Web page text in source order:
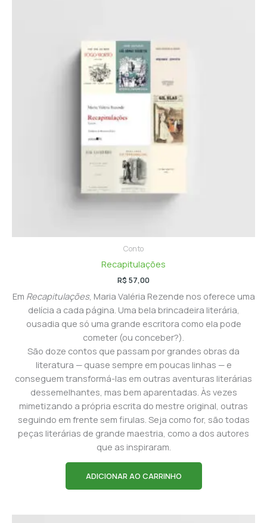
Conto
Recapitulações
R$ 57,00
Em Recapitulações, Maria Valéria Rezende nos oferece uma
delícia a cada página. Uma bela brincadeira literária,
ousadia que só uma grande escritora como ela pode
cometer (ou conceber?).
São doze contos que passam por grandes obras da
literatura — quase sempre em poucas linhas — e
conseguem transformá-las em outras aventuras literárias
dessemelhantes, mas bem aparentadas. Às vezes
mimetizando a própria escrita do mestre original, outras
seguindo em frente sem firulas. Seja como for, são todas
peças literárias de grande maestria, como a dos autores
que as inspiraram.
ADICIONAR AO CARRINHO